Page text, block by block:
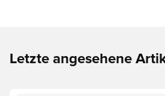
Letzte angesehene